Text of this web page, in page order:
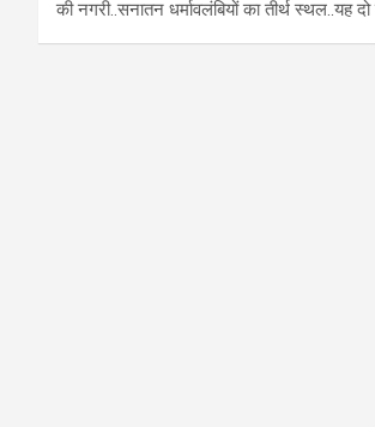
की नगरी..सनातन धर्मावलंबियों का तीर्थ स्थल..यह